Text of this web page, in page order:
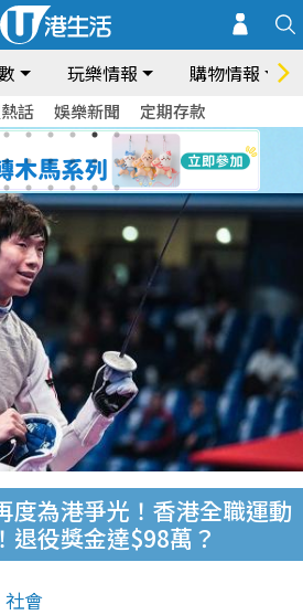
玩樂情報 購物情報
話 娛樂新聞 定期存款
度為港爭光！香港全職運動
退役獎金達$98萬？
社會